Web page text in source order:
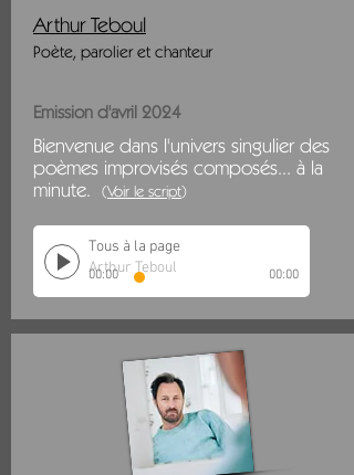
Arthur Teboul
Poète, parolier et chanteur
Emission d'avril 2024
Bienvenue dans l'univers singulier des
poèmes improvisés composés... à la
minute.
(Voir le script)
Tous à la page
Arthur Teboul
00:00 00:00